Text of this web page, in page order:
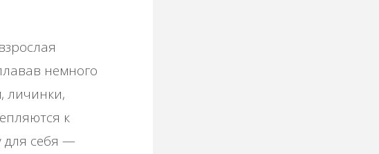
немного
личинки,
к
для себя —